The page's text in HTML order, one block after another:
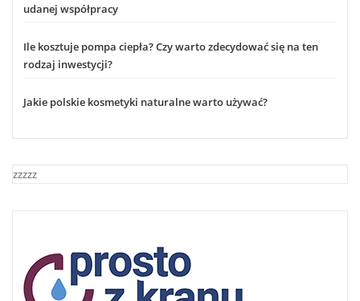
udanej współpracy
Ile kosztuje pompa ciepła? Czy warto zdecydować się na ten
rodzaj inwestycji?
Jakie polskie kosmetyki naturalne warto używać?
zzzzz